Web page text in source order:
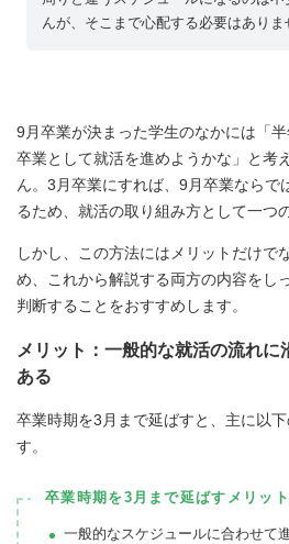
んが、そこまで心配する必要はありま
9月卒業が決まった学生のなかには「
卒業として就活を進めようかな」と考
ん。3月卒業にすれば、9月卒業ならで
るため、就活の取り組み方として一つ
しかし、この方法にはメリットだけで
め、これから解説する両方の内容をし
判断することをおすすめします。
メリット：一般的な就活の流れ
ある
卒業時期を3月まで延ばすと、主に以
す。
卒業時期を3月まで延ばすメリット
一般的なスケジュールに合わせて